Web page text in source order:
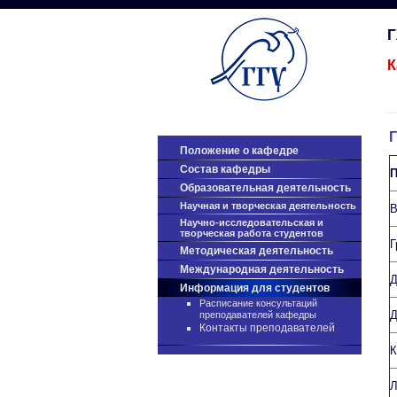
Положение о кафедре
Cостав кафедры
Образовательная деятельность
Научная и творческая деятельность
Научно-исследовательская и
творческая работа студентов
Методическая деятельность
Международная деятельность
Информация для студентов
Расписание консультаций
преподавателей кафедры
Контакты преподавателей